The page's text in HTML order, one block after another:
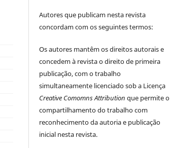
Autores que publicam nesta revista
concordam com os seguintes termos:
Os autores mantêm os direitos autorais e
concedem à revista o direito de primeira
publicação, com o trabalho
simultaneamente licenciado sob a Licença
Creative Comomns Attribution que permite o
compartilhamento do trabalho com
reconhecimento da autoria e publicação
inicial nesta revista.